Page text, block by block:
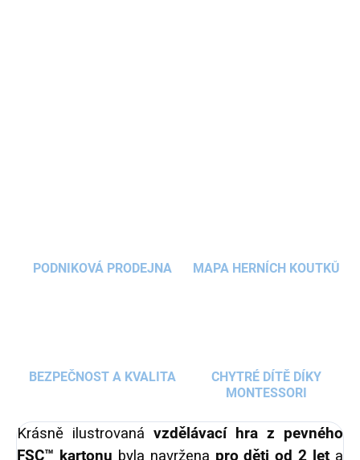
PODNIKOVÁ PRODEJNA MAPA HERNÍCH KOUTKŮ
BEZPEČNOST A KVALITA
CHYTRÉ DÍTĚ DÍKY
MONTESSORI
Krásně ilustrovaná vzdělávací hra z pevného
FSC™ kartonu byla navržena pro děti od 2 let a